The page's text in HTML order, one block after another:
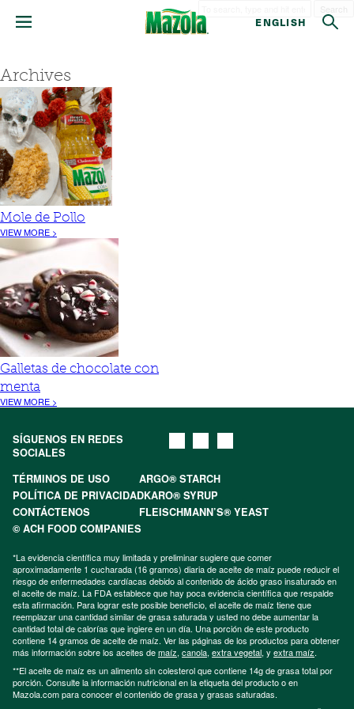
ENGLISH
Archives
Mole de Pollo
VIEW MORE >
Galletas de chocolate con
menta
VIEW MORE >
SÍGUENOS EN REDES
SOCIALES
TÉRMINOS DE USO
ARGO® STARCH
POLÍTICA DE PRIVACIDADKARO® SYRUP
CONTÁCTENOS
FLEISCHMANN’S® YEAST
© ACH FOOD COMPANIES
*La evidencia científica muy limitada y preliminar sugiere que comer
aproximadamente 1 cucharada (16 gramos) diaria de aceite de maíz puede reducir el
riesgo de enfermedades cardíacas debido al contenido de ácido graso insaturado en
el aceite de maíz. La FDA establece que hay poca evidencia científica que respalde
esta afirmación. Para lograr este posible beneficio, el aceite de maíz tiene que
reemplazar una cantidad similar de grasa saturada y usted no debe aumentar la
cantidad total de calorías que ingiere en un día. Una porción de este producto
contiene 14 gramos de aceite de maíz. Ver las páginas de los productos para obtener
más información sobre los aceites demaíz, canola, extra vegetal, y extra maíz.
**El aceite de maíz es un alimento sin colesterol que contiene 14g de grasa total por
porción. Consulte la información nutricional en la etiqueta del producto o en
Mazola.com para conocer el contenido de grasa y grasas saturadas.